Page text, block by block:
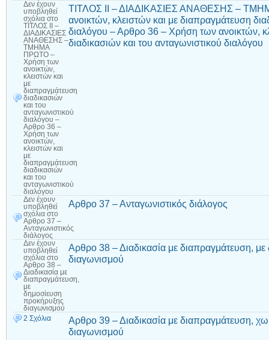
Δεν έχουν
υποβληθεί
σχόλια στο
ΤΙΤΛΟΣ ΙΙ –
ΔΙΑΔΙΚΑΣΙΕΣ
ΑΝΑΘΕΣΗΣ –
ΤΜΗΜΑ
ΠΡΩΤΟ –
Χρήση των
ανοικτών,
κλειστών και
με
διαπραγμάτευση
διαδικασιών
και του
ανταγωνιστικού
διαλόγου –
Αρθρο 36 –
Χρήση των
ανοικτών,
κλειστών και
με
διαπραγμάτευση
διαδικασιών
και του
ανταγωνιστικού
διαλόγου
ΤΙΤΛΟΣ ΙΙ – ΔΙΑΔΙΚΑΣΙΕΣ ΑΝΑΘΕΣΗΣ –
ανοικτών, κλειστών και με διαπραγμάτευση
διαλόγου – Αρθρο 36 – Χρήση των ανοικτών,
διαδικασιών και του ανταγωνιστικού διαλόγου
Δεν έχουν
υποβληθεί
σχόλια στο
Αρθρο 37 –
Ανταγωνιστικός
διάλογος
Αρθρο 37 – Ανταγωνιστικός διάλογος
Δεν έχουν
υποβληθεί
σχόλια στο
Αρθρο 38 –
Διαδικασία με
διαπραγμάτευση,
με
δημοσίευση
προκήρυξης
διαγωνισμού
Αρθρο 38 – Διαδικασία με διαπραγμάτευση,
διαγωνισμού
2 Σχόλια
Αρθρο 39 – Διαδικασία με διαπραγμάτευση,
διαγωνισμού